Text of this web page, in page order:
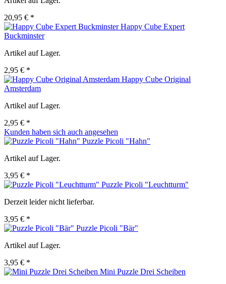
20,95 € *
Happy Cube Expert
Buckminster
Artikel auf Lager.
2,95 € *
Happy Cube Original
Amsterdam
Artikel auf Lager.
2,95 € *
Kunden haben sich auch angesehen
Puzzle Picoli "Hahn"
Artikel auf Lager.
3,95 € *
Puzzle Picoli "Leuchtturm"
Derzeit leider nicht lieferbar.
3,95 € *
Puzzle Picoli "Bär"
Artikel auf Lager.
3,95 € *
Mini Puzzle Drei Scheiben